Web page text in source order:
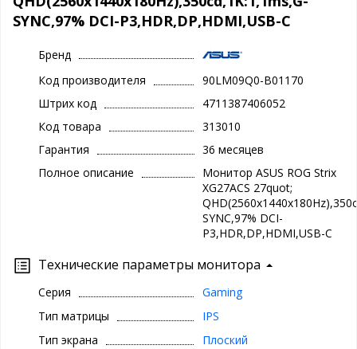
SYNC,97% DCI-P3,HDR,DP,HDMI,USB-C
Бренд
Код производителя
90LM09Q0-B01170
Штрих код
4711387406052
Код товара
313010
Гарантия
36 месяцев
Полное описание
Монитор ASUS ROG Strix
XG27ACS 27quot;
SYNC,97% DCI-
P3,HDR,DP,HDMI,USB-C
Технические параметры монитора
Серия
Gaming
Тип матрицы
IPS
Тип экрана
Плоский